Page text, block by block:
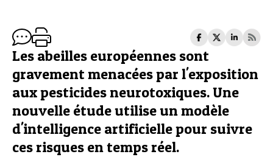
Les abeilles européennes sont
gravement menacées par l'exposition
aux pesticides neurotoxiques. Une
nouvelle étude utilise un modèle
d'intelligence artificielle pour suivre
ces risques en temps réel.